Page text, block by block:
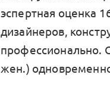
эспертная оценка
дизайнеров,
профессионально.
жен.)